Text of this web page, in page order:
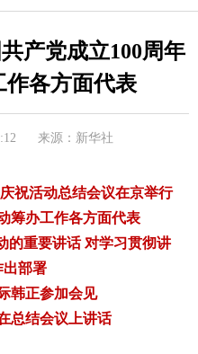
产党成立100周年
作各方面代表
来源：新华社
祝活动总结会议在京举行
筹办工作各方面代表
的重要讲话 对学习贯彻讲
出部署
韩正参加会见
总结会议上讲话